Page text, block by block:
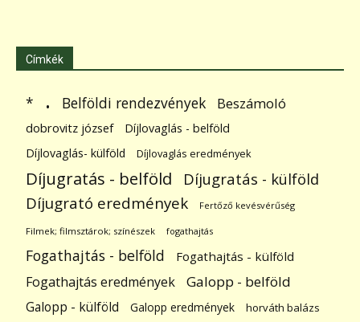
Címkék
* . Belföldi rendezvények Beszámoló
dobrovitz józsef
Díjlovaglás - belföld
Díjlovaglás- külföld
Díjlovaglás eredmények
Díjugratás - belföld Díjugratás - külföld
Díjugrató eredmények Fertőző kevésvérűség
Filmek; filmsztárok; színészek fogathajtás
Fogathajtás - belföld Fogathajtás - külföld
Fogathajtás eredmények Galopp - belföld
Galopp - külföld Galopp eredmények horváth balázs